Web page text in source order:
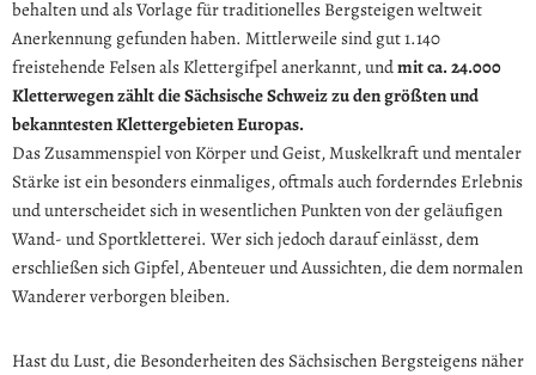
behalten und als Vorlage für traditionelles Bergsteigen weltweit
Anerkennung gefunden haben. Mittlerweile sind gut 1.140
freistehende Felsen als Klettergifpel anerkannt, undmit ca. 24.000
Kletterwegen zählt die Sächsische Schweiz zu den größten und
bekanntesten Klettergebieten Europas.
Das Zusammenspiel von Körper und Geist, Muskelkraft und mentaler
Stärke ist ein besonders einmaliges, oftmals auch forderndes Erlebnis
und unterscheidet sich in wesentlichen Punkten von der geläufigen
Wand- und Sportkletterei. Wer sich jedoch darauf einlässt, dem
erschließen sich Gipfel, Abenteuer und Aussichten, die dem normalen
Wanderer verborgen bleiben.
Hast du Lust, die Besonderheiten des Sächsischen Bergsteigens näher